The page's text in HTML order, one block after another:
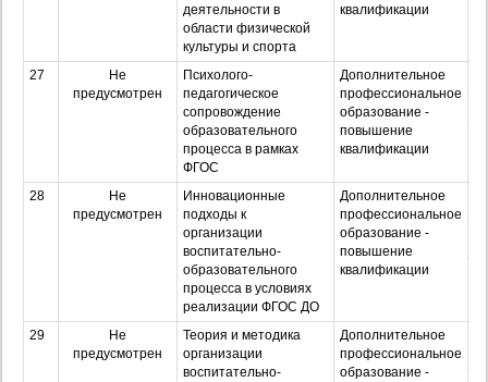
деятельности в
области физической
культуры и спорта
квалификации
27
Не
предусмотрен
Психолого-
педагогическое
сопровождение
образовательного
процесса в рамках
ФГОС
Дополнительное
профессиональное
образование -
повышение
квалификации
28
Не
предусмотрен
Инновационные
подходы к
организации
воспитательно-
образовательного
процесса в условиях
реализации ФГОС ДО
Дополнительное
профессиональное
образование -
повышение
квалификации
29
Не
предусмотрен
Теория и методика
организации
воспитательно-
Дополнительное
профессиональное
образование -